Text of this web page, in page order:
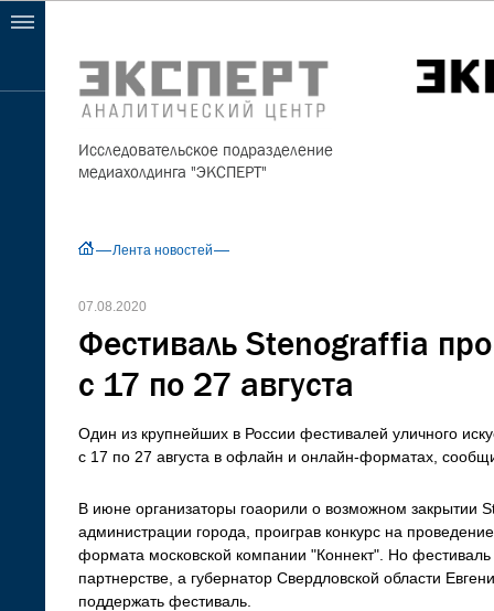
Исследовательское подразделение
медиахолдинга "ЭКСПЕРТ"
Лента новостей
07.08.2020
Фестиваль Stenograffia
с 17 по 27 августа
Один из крупнейших в России фестивалей уличного
с 17 по 27 августа в офлайн и онлайн-форматах,
В июне организаторы гоаорили о возможном закрытии
администрации города, проиграв конкурс на
формата московской компании "Коннект". Но
партнерстве, а губернатор Свердловской области
поддержать фестиваль.